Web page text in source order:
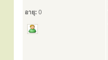
อายุ: 0